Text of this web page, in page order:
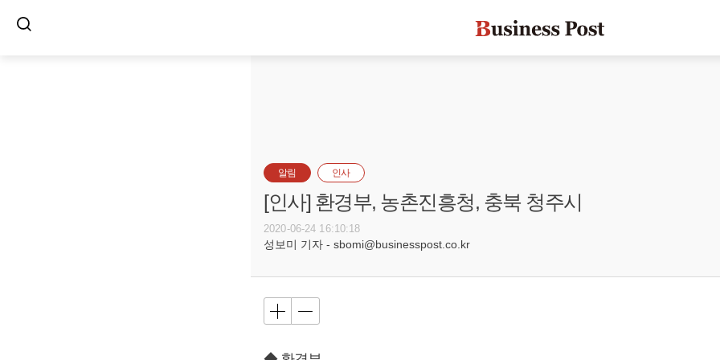
알림 인사
[인사] 환경부, 농촌진흥청, 충북 청주시
2020-06-24 16:10:18
성보미 기자 - sbomi@businesspost.co.kr